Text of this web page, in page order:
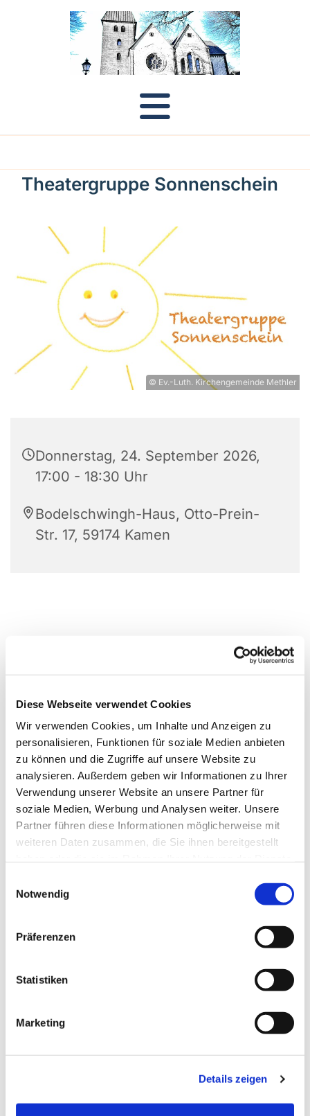
Diese Webseite verwendet Cookies
Wir verwenden Cookies, um Inhalte und Anzeigen zu
personalisieren, Funktionen für soziale Medien anbieten
zu können und die Zugriffe auf unsere Website zu
analysieren. Außerdem geben wir Informationen zu Ihrer
Verwendung unserer Website an unsere Partner für
soziale Medien, Werbung und Analysen weiter. Unsere
Partner führen diese Informationen möglicherweise mit
weiteren Daten zusammen, die Sie ihnen bereitgestellt
Notwendig
Präferenzen
Statistiken
Marketing
Details zeigen
Theatergruppe Sonnenschein
© Ev.-Luth. Kirchengemeinde Methler
Donnerstag, 24. September 2026,
17:00 - 18:30 Uhr
Bodelschwingh-Haus, Otto-Prein-
Str. 17, 59174 Kamen
Dies könnte Sie auch